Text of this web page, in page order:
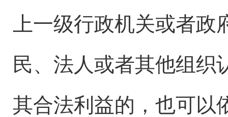
上一级行政机关或者政
民、法人或者其他组织
其合法利益的，也可以